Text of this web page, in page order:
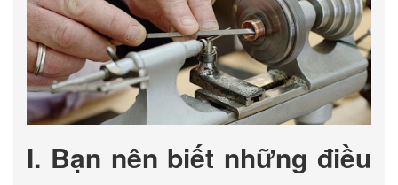
I. Bạn nên biết những điều